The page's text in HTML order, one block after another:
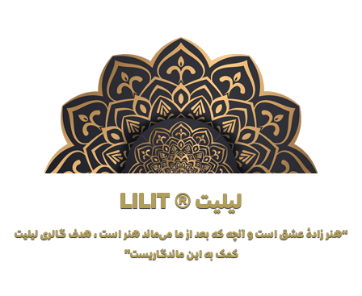
لیلیت ® LILIT
“هنر زادهٔ عشق است و آنچه که بعد از ما می‌ماند هنر است، هدف گالری لیلیت
کمک به این ماندگاریست”